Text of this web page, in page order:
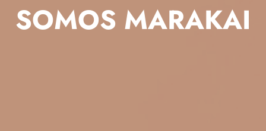
SOMOS MARAKAI